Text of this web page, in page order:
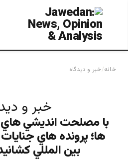
جستجو برای
خانه/خبر و دیدگاه
خبر و
با مصلحت انديشي هاي
ها؛ پرونده هاي
بين المللي